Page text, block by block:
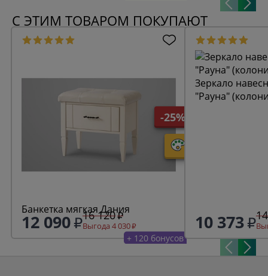
С ЭТИМ ТОВАРОМ ПОКУПАЮТ
-25%
Банкетка мягкая Дания
12 090 16 120
Выгода 4 030
+ 120 бонусов
Зеркало
"Рауна"
10 373